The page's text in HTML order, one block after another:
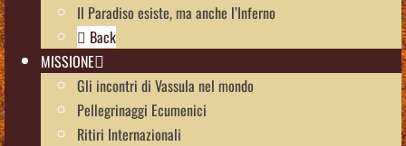
Il Paradiso esiste, ma anche l’Inferno
Back
MISSIONE
Gli incontri di Vassula nel mondo
Pellegrinaggi Ecumenici
Ritiri Internazionali